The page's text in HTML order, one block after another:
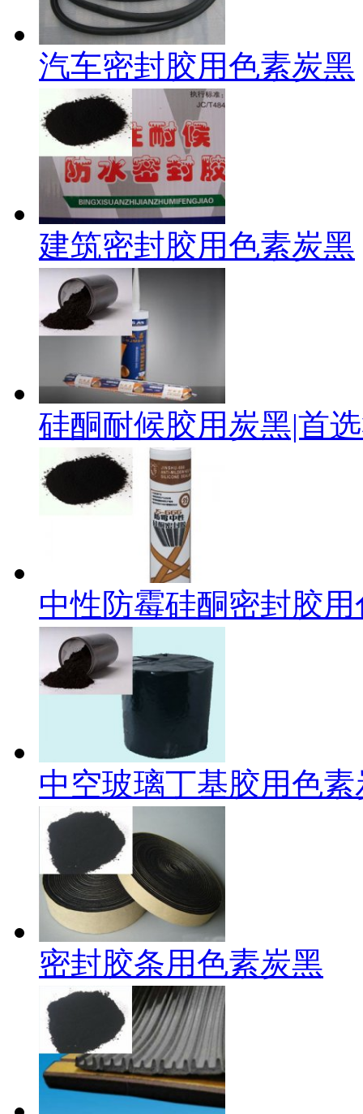
汽车密封胶用色素炭黑
建筑密封胶用色素炭黑
硅酮耐候胶用炭黑|首
中性防霉硅酮密封胶
中空玻璃丁基胶用色素
密封胶条用色素炭黑